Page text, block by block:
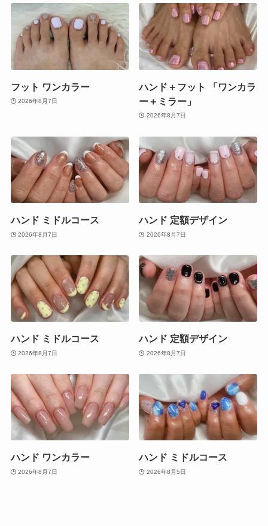
フット ワンカラー
2026年8月7日
ハンド＋フット 「ワンカラ
ー＋ミラー」
2026年8月7日
ハンド ミドルコース
2026年8月7日
ハンド 定額デザイン
2026年8月7日
ハンド ミドルコース
2026年8月7日
ハンド 定額デザイン
2026年8月7日
ハンド ワンカラー
2026年8月7日
ハンド ミドルコース
2026年8月5日